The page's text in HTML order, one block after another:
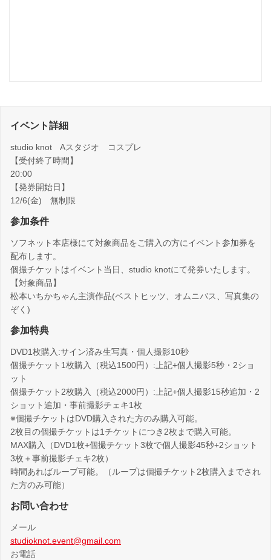
イベント詳細
studio knot Aスタジオ コスプレ
【受付終了時間】
20:00
【発券開始日】
12/6(金) 無制限
参加条件
ソフネット本店様にて対象商品をご購入の方にイベント参加券を
配布します。
個撮チケットはイベント当日、studio knotにて発券いたします。
【対象商品】
松本いちかちゃん主演作品(ベストヒッツ、オムニバス、写真集の
ぞく)
参加特典
DVD1枚購入:サイン済み生写真・個人撮影10秒
個撮チケット1枚購入（税込1500円）:上記+個人撮影5秒・2ショ
ット
個撮チケット2枚購入（税込2000円）:上記+個人撮影15秒追加・2
ショット追加・事前撮影チェキ1枚
※個撮チケットはDVD購入された方のみ購入可能。
2枚目の個撮チケットは1チケットにつき2枚まで購入可能。
MAX購入（DVD1枚+個撮チケット3枚で個人撮影45秒+2ショット
3枚＋事前撮影チェキ2枚）
時間あればループ可能。（ループは個撮チケット2枚購入までされ
た方のみ可能）
お問い合わせ
メール
studioknot.event@gmail.com
お電話